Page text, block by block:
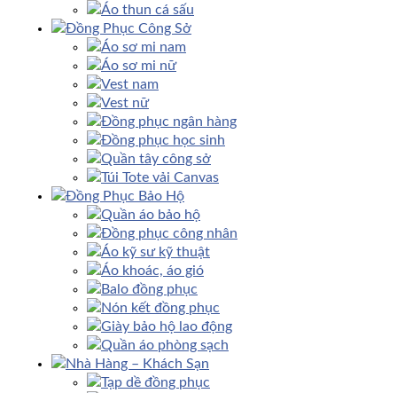
Áo thun cá sấu
Đồng Phục Công Sở
Áo sơ mi nam
Áo sơ mi nữ
Vest nam
Vest nữ
Đồng phục ngân hàng
Đồng phục học sinh
Quần tây công sở
Túi Tote vải Canvas
Đồng Phục Bảo Hộ
Quần áo bảo hộ
Đồng phục công nhân
Áo kỹ sư kỹ thuật
Áo khoác, áo gió
Balo đồng phục
Nón kết đồng phục
Giày bảo hộ lao động
Quần áo phòng sạch
Nhà Hàng – Khách Sạn
Tạp dề đồng phục